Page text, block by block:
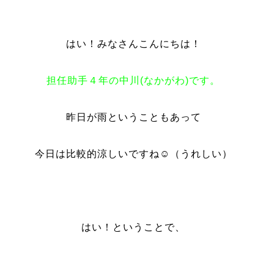
はい！みなさんこんにちは！
担任助手４年の中川(なかがわ)です。
昨日が雨ということもあって
今日は比較的涼しいですね☺（うれしい）
はい！ということで、